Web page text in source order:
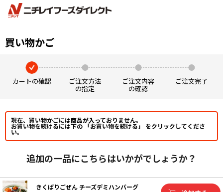
買い物かご
カートの確認 ご注文方法
の指定
ご注文内容
の確認
ご注文完了
現在、買い物かごには商品が入っておりません。
お買い物を続けるには下の 「お買い物を続ける」 をクリックしてくださ
い。
追加の一品にこちらはいかがでしょうか？
きくばりごぜん チーズデミハンバーグ